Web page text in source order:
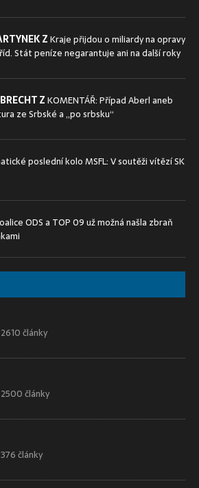
ZKraje přijdou o miliardy na opravy
Stát peníze negarantuje ani na další roky
ZKOMENTÁŘ: Případ Aberl aneb
ze Srbské a „po srbsku“
poslední kolo MSFL: V soutěži vítězí SK
ODS a TOP 09 už možná našla zbraň
články
články
články